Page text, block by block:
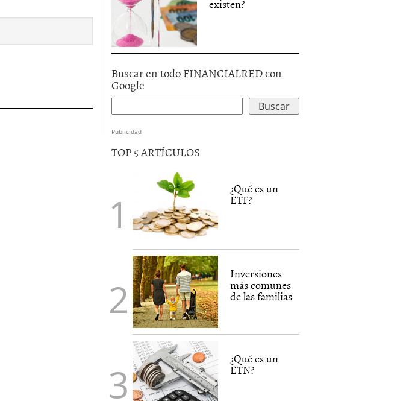
existen?
Buscar en todo FINANCIALRED con
Google
Publicidad
TOP 5 ARTÍCULOS
¿Qué es un
ETF?
Inversiones
más comunes
de las familias
¿Qué es un
ETN?